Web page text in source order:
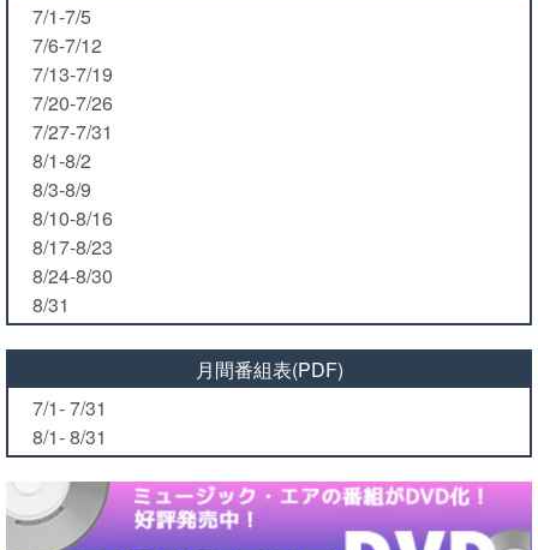
7/1-7/5
7/6-7/12
7/13-7/19
7/20-7/26
7/27-7/31
8/1-8/2
8/3-8/9
8/10-8/16
8/17-8/23
8/24-8/30
8/31
月間番組表(PDF)
7/1- 7/31
8/1- 8/31